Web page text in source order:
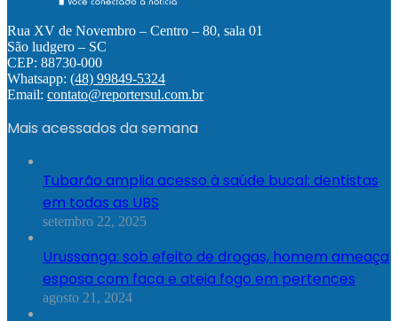
Rua XV de Novembro – Centro – 80, sala 01
São ludgero – SC
CEP: 88730-000
Whatsapp: (48) 99849-5324
Email: contato@reportersul.com.br
Mais acessados da semana
Tubarão amplia acesso à saúde bucal: dentistas
em todas as UBS
setembro 22, 2025
Urussanga: sob efeito de drogas, homem ameaça
esposa com faca e ateia fogo em pertences
agosto 21, 2024